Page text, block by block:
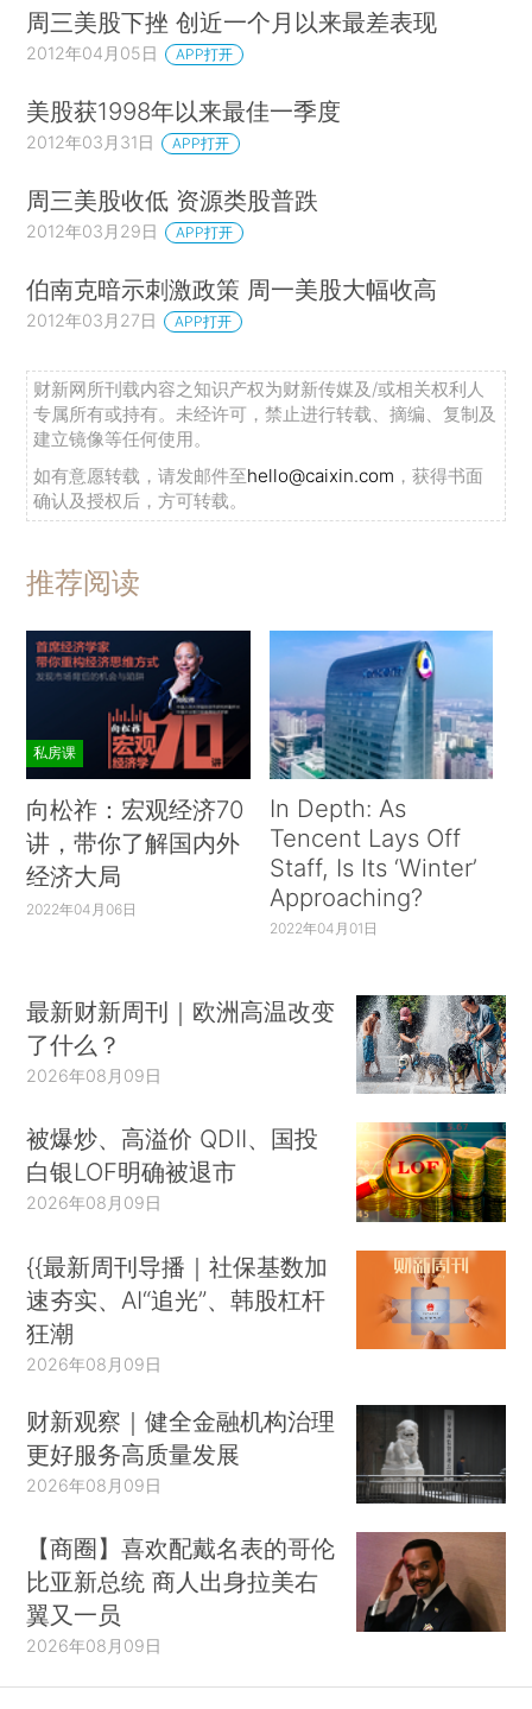
周三美股下挫 创近一个月以来最差表现
2012年04月05日 APP打开
美股获1998年以来最佳一季度
2012年03月31日 APP打开
周三美股收低 资源类股普跌
2012年03月29日 APP打开
伯南克暗示刺激政策 周一美股大幅收高
2012年03月27日 APP打开
财新网所刊载内容之知识产权为财新传媒及/或相关权利人
专属所有或持有。未经许可，禁止进行转载、摘编、复制及
建立镜像等任何使用。
如有意愿转载，请发邮件至hello@caixin.com ，获得书面
确认及授权后，方可转载。
推荐阅读
私房课
向松祚：宏观经济70
讲，带你了解国内外
经济大局
2022年04月06日
In Depth: As
Tencent Lays Off
Staff, Is Its ‘Winter’
Approaching?
2022年04月01日
最新财新周刊｜欧洲高温改变
了什么？
2026年08月09日
被爆炒、高溢价 QDII、国投
白银LOF明确被退市
2026年08月09日
{{最新周刊导播｜社保基数加
速夯实、AI“追光”、韩股杠杆
狂潮
2026年08月09日
财新观察｜健全金融机构治理
更好服务高质量发展
2026年08月09日
【商圈】喜欢配戴名表的哥伦
比亚新总统 商人出身拉美右
翼又一员
2026年08月09日